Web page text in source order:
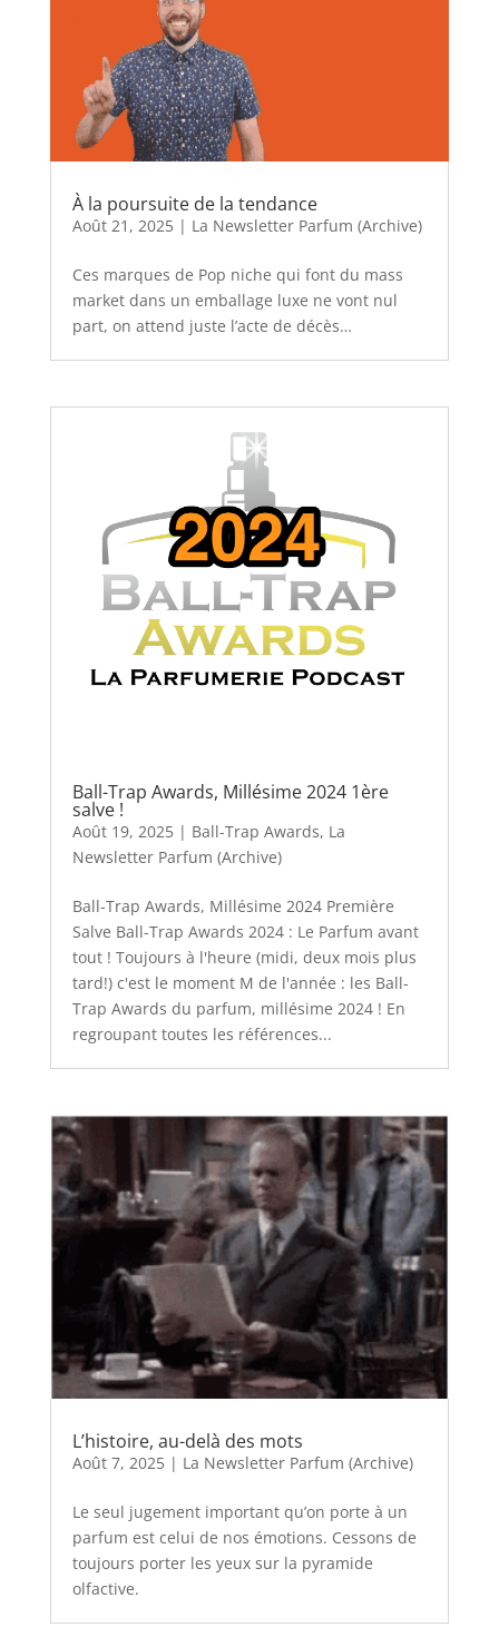
À la poursuite de la tendance
Août 21, 2025| La Newsletter Parfum (Archive)
Ces marques de Pop niche qui font du mass
market dans un emballage luxe ne vont nul
part, on attend juste l’acte de décès…
Ball-Trap Awards, Millésime 2024 1ère
salve !
Août 19, 2025| Ball-Trap Awards, La
Newsletter Parfum (Archive)
Ball-Trap Awards, Millésime 2024 Première
Salve Ball-Trap Awards 2024 : Le Parfum avant
tout ! Toujours à l'heure (midi, deux mois plus
tard!) c'est le moment M de l'année : les Ball-
Trap Awards du parfum, millésime 2024 ! En
regroupant toutes les références...
L’histoire, au-delà des mots
Août 7, 2025| La Newsletter Parfum (Archive)
Le seul jugement important qu’on porte à un
parfum est celui de nos émotions. Cessons de
toujours porter les yeux sur la pyramide
olfactive.